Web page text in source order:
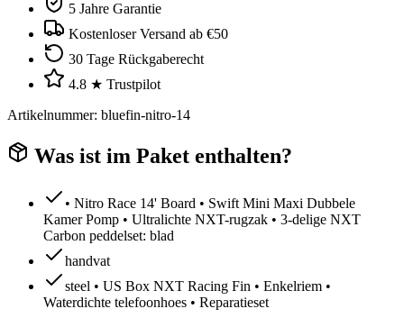
5 Jahre Garantie
Kostenloser Versand ab €50
30 Tage Rückgaberecht
4.8 ★ Trustpilot
Artikelnummer: bluefin-nitro-14
Was ist im Paket enthalten?
• Nitro Race 14' Board • Swift Mini Maxi Dubbele
Kamer Pomp • Ultralichte NXT-rugzak • 3-delige NXT
Carbon peddelset: blad
handvat
steel • US Box NXT Racing Fin • Enkelriem •
Waterdichte telefoonhoes • Reparatieset